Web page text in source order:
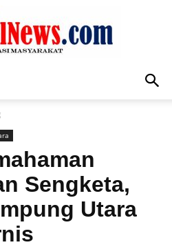
Global
News
Sengketa,
Utara